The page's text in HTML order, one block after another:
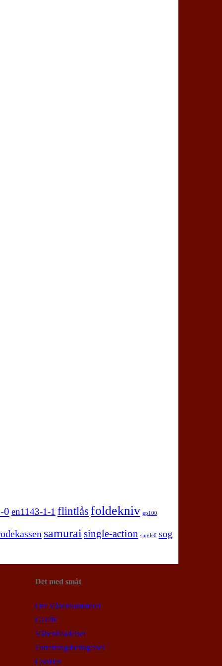
0 en1143-1-1 flintlåsfoldekniv gp100
samuraisingle-action single6 sog
Det med småt
Om Våbenkammeret
GDPR
Våbentilladelser
Forretningsbetingelser
Cookies